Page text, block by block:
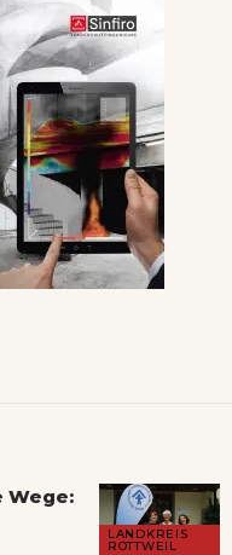
LANDKREIS
ROTTWEIL
Wege: